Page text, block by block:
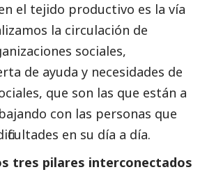
el tejido productivo es la vía
la circulación de
sociales,
de ayuda y necesidades de
que son las que están a
con las personas que
en su día a día.
tres pilares interconectados